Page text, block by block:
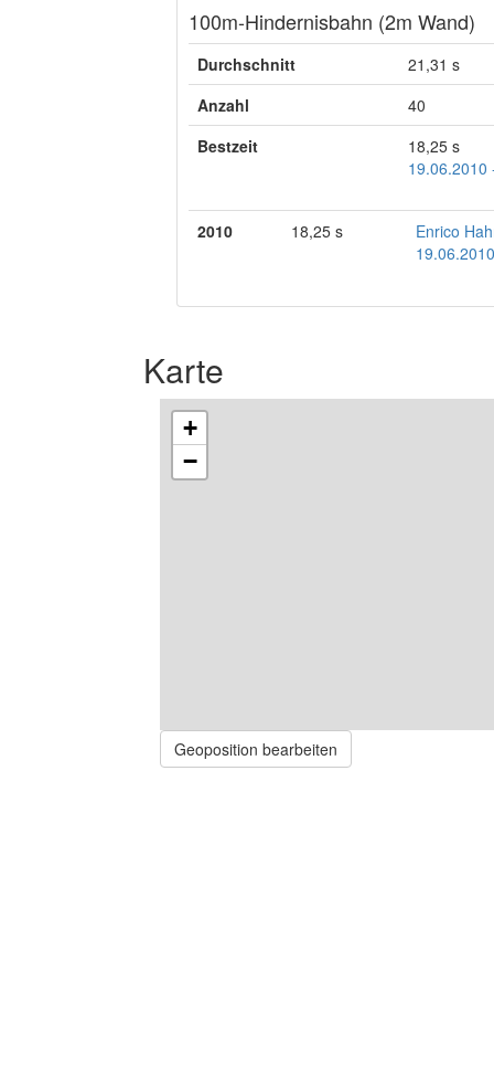
100m-Hindernisbahn (2m Wand)
Durchschnitt
21,31 s
Anzahl
40
Bestzeit
18,25 s
19.06.2010
2010 18,25 s
Enrico
Karte
+
−
Geoposition bearbeiten